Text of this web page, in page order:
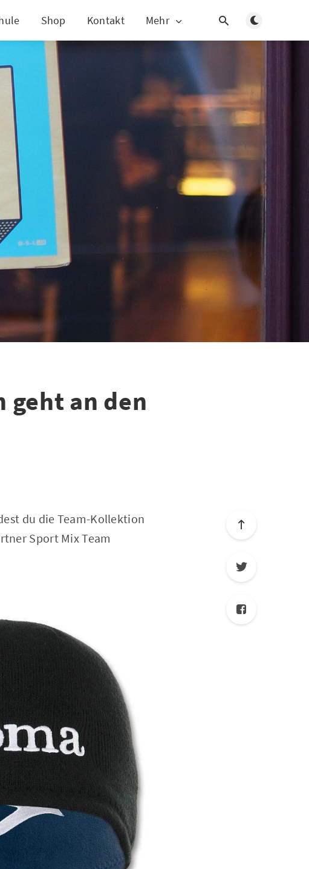
Shop Kontakt Mehr Dunklen
geht an den
du die Team-Kollektion
Sport Mix Team